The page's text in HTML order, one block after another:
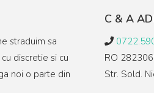
straduim sa
discretie si cu
noi o parte din
C & A
RO
Str. Sold.